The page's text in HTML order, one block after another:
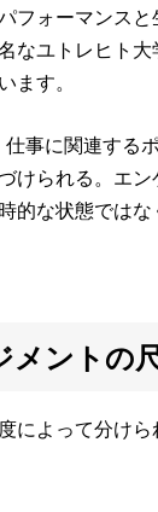
フォーマンス
なユトレヒト
ます。
事に関連する
けられる。エ
的な状態では
メントの
によって分けら